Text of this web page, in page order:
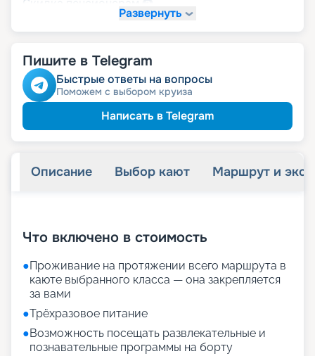
Скидка
Развернуть
Пишите в Telegram
Быстрые ответы на вопросы
Поможем с выбором круиза
Написать в Telegram
Описание Выбор кают Маршрут и
Что включено в стоимость
●Проживание на протяжении всего маршрута в
каюте выбранного класса — она закрепляется
за вами
●Трёхразовое питание
●Возможность посещать развлекательные и
познавательные программы на борту